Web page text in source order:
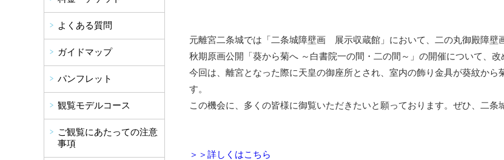
元離宮二条城では「二条城障壁画 展示収蔵館」において、二の丸御殿障
秋期原画公開「葵から菊へ ～白書院一の間・二の間～」の開催について、改
今回は、離宮となった際に天皇の御座所とされ、室内の飾り金具が葵紋か
す。
この機会に、多くの皆様に御覧いただきたいと願っております。ぜひ、二条
＞＞詳しくはこちら
よくある質問
ガイドマップ
パンフレット
観覧モデルコース
ご観覧にあたっての注意
事項